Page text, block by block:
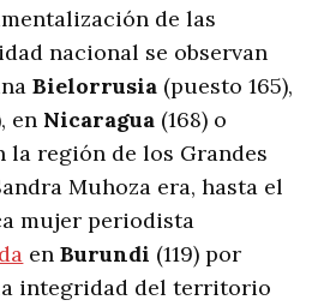
de las
nacional se observan
Bielorrusia (puesto 165),
en Nicaragua (168) o
la región de los Grandes
Muhoza era, hasta el
mujer periodista
enBurundi (119) por
integridad del territorio